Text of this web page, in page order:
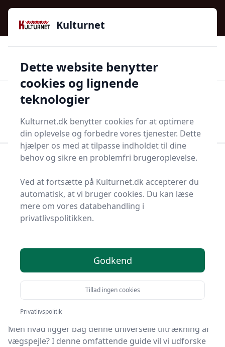
Kulturnet - Alt Det Gode I Livet | Din Kulturguide Siden
2016
97 kategorier 👍Kun godkendte butikker
Start søgning
Bolig og indretning
Vægspejle - 43 på lager
designelementer, der kan transformere ethvert rum.
Uanset om du skal opgradere dit badeværelse, udvide
din entrés visuelle rum eller tilføje elegance til din stue,
Men hvad ligger bag denne universelle tiltrækning af
vægspejle?I denne omfattende guide vil vi udforske
Kulturnet
Dette website benytter
cookies og lignende
teknologier
Kulturnet.dk benytter cookies for at optimere
din oplevelse og forbedre vores tjenester. Dette
hjælper os med at tilpasse indholdet til dine
behov og sikre en problemfri brugeroplevelse.
Ved at fortsætte på Kulturnet.dk accepterer du
automatisk, at vi bruger cookies. Du kan læse
mere om vores databehandling i
privatlivspolitikken.
Godkend
Tillad ingen cookies
Privatlivspolitik